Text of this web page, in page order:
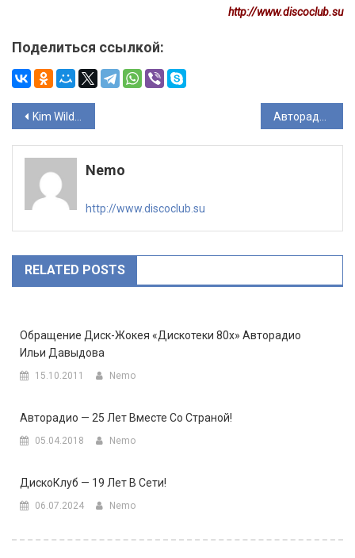
http://www.discoclub.su
Поделиться ссылкой:
Навигация
по
записям
Kim Wilde в Москве! Авторадио — 20 лет!
Nemo
http://www.discoclub.su
RELATED POSTS
Обращение Диск-Жокея «Дискотеки 80х» Авторадио
Ильи Давыдова
15.10.2011 Nemo
Авторадио — 25 Лет Вместе Со Страной!
05.04.2018 Nemo
ДискоКлуб — 19 Лет В Сети!
06.07.2024 Nemo